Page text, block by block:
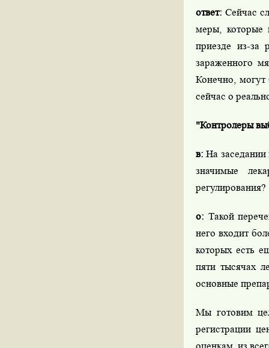
ответ: Сейчас
меры, которые
приезде из-за
зараженного
Конечно, могут
сейчас о
"Контролеры
в: На заседании
значимые
регулирования?
о: Такой
него входит
которых есть
пяти тысячах
основные
Мы готовим
регистрации